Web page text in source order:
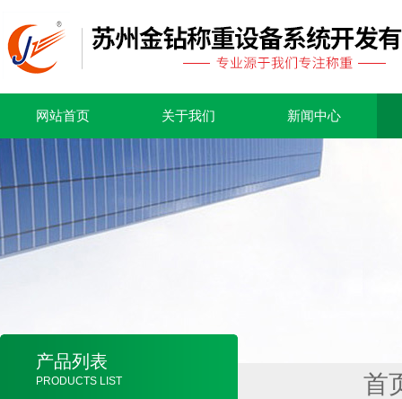
网站首页 关于我们 新闻中心
产品列表
PRODUCTS LIST 首